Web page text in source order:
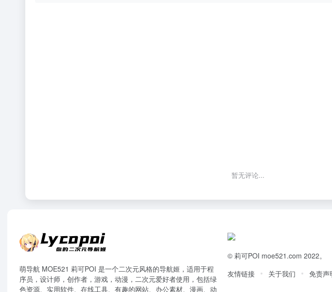
暂无评论...
萌导航 MOE521 莉可POI 是一个二次元风格的导航姬，适用于程
序员，设计师，创作者，游戏，动漫，二次元爱好者使用，包括绿
色资源、实用软件、在线工具、有趣的网站、办公素材、漫画、动
© 莉可POI moe521.com 2022。
友情链接
关于我们 免责声